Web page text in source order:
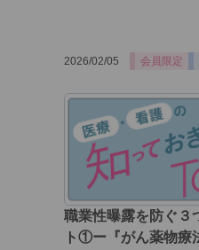
2026/02/05 会員限定
職業性曝露を防ぐ３
ト①ー『がん薬物療